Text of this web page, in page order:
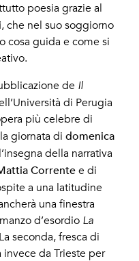
poesia grazie al
, che nel suo soggiorno
cosa guida e come si
de Il
di Perugia
più celebre di
giornata didomenica
della narrativa
Corrente e di
a una latitudine
una finestra
d’esordio La
seconda, fresca di
invece da Trieste per